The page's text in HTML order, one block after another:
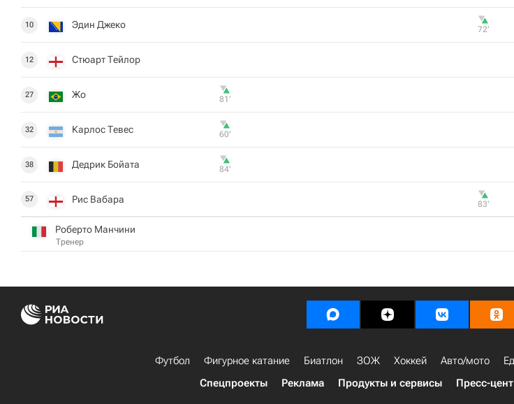
10 Эдин Джеко
12 Стюарт Тейлор
27 Жо 81‎’‎
32 Карлос Тевес 60‎’‎
38 Дедрик Бойата 84‎’‎
57 Рис Вабара
Роберто Манчини
Тренер
72‎’‎
83‎’‎
Футбол Фигурное катание Биатлон ЗОЖ Хоккей Авто/мото
Спецпроекты
Реклама Продукты и сервисы Пресс-